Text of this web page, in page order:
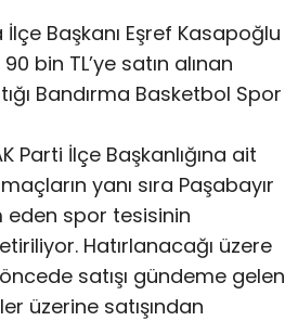
İlçe Başkanı Eşref Kasapoğlu
bin TL’ye satın alınan
Bandırma Basketbol Spor
Parti İlçe Başkanlığına ait
yanı sıra Paşabayır
eden spor tesisinin
Hatırlanacağı üzere
satışı gündeme gelen
üzerine satışından